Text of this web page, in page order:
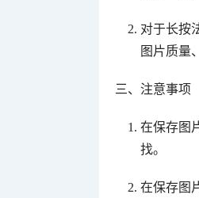
对于长按
图片质量
三、注意事项
在保存图
找。
在保存图